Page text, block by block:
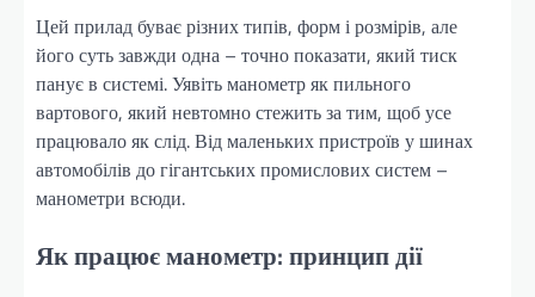
Цей прилад буває різних типів, форм і розмірів, але
його суть завжди одна – точно показати, який тиск
панує в системі. Уявіть манометр як пильного
вартового, який невтомно стежить за тим, щоб усе
працювало як слід. Від маленьких пристроїв у шинах
автомобілів до гігантських промислових систем –
манометри всюди.
Як працює манометр: принцип дії